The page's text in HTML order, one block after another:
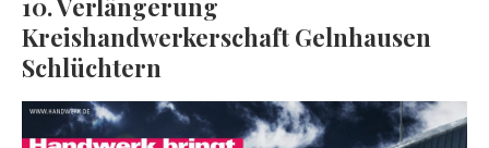
Kreishandwerkerschaft Gelnhausen
Schlüchtern